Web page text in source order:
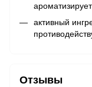
активный
Отзывы